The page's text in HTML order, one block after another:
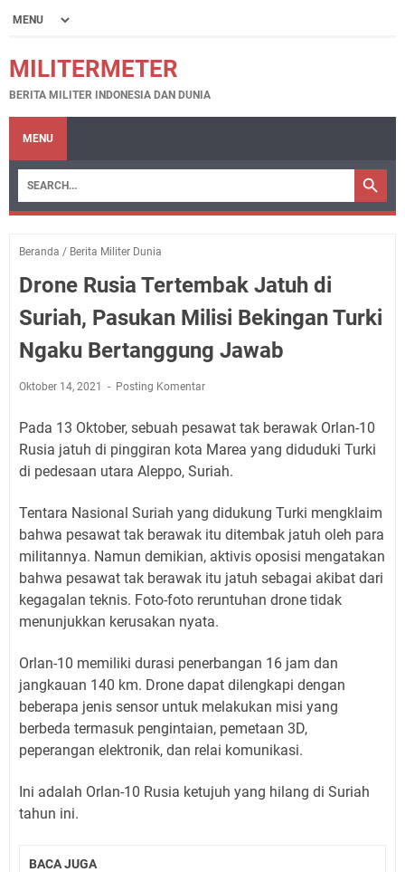
MILITERMETER
BERITA MILITER INDONESIA DAN DUNIA
MENU
Beranda / Berita Militer Dunia
Drone Rusia Tertembak Jatuh di
Suriah, Pasukan Milisi Bekingan Turki
Ngaku Bertanggung Jawab
Oktober 14, 2021 Posting Komentar
Pada 13 Oktober, sebuah pesawat tak berawak Orlan-10
Rusia jatuh di pinggiran kota Marea yang diduduki Turki
di pedesaan utara Aleppo, Suriah.
Tentara Nasional Suriah yang didukung Turki mengklaim
bahwa pesawat tak berawak itu ditembak jatuh oleh para
militannya. Namun demikian, aktivis oposisi mengatakan
bahwa pesawat tak berawak itu jatuh sebagai akibat dari
kegagalan teknis. Foto-foto reruntuhan drone tidak
menunjukkan kerusakan nyata.
Orlan-10 memiliki durasi penerbangan 16 jam dan
jangkauan 140 km. Drone dapat dilengkapi dengan
beberapa jenis sensor untuk melakukan misi yang
berbeda termasuk pengintaian, pemetaan 3D,
peperangan elektronik, dan relai komunikasi.
Ini adalah Orlan-10 Rusia ketujuh yang hilang di Suriah
tahun ini.
BACA JUGA